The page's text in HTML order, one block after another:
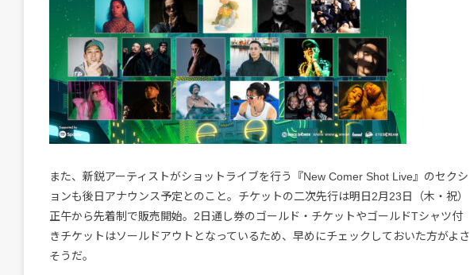
また、新鋭アーティストがショットライブを行う『New Comer Shot Live』のセクシ
ョンも後日アナウンス予定とのこと。チケットの二次先行は明日2月23日（木・祝）
正午から先着制で販売開始。2日通し券のゴールド・チケットやゴールドTシャツ付
きチケットはソールドアウトとなっているため、早めにチェックしておいた方がよさ
そうだ。